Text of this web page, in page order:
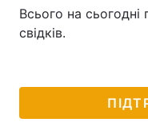
Всього на
свідків.